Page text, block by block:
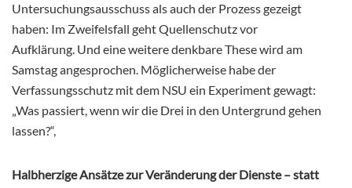
Untersuchungsausschuss als auch der Prozess gezeigt
haben: Im Zweifelsfall geht Quellenschutz vor
Aufklärung. Und eine weitere denkbare These wird am
Samstag angesprochen. Möglicherweise habe der
Verfassungsschutz mit dem NSU ein Experiment gewagt:
„Was passiert, wenn wir die Drei in den Untergrund gehen
lassen?“,
Halbherzige Ansätze zur Veränderung der Dienste – statt